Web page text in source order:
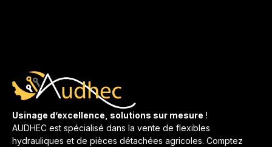
Usinage d’excellence, solutions sur mesure !
AUDHEC est spécialisé dans la vente de flexibles
hydrauliques et de pièces détachées agricoles. Comptez